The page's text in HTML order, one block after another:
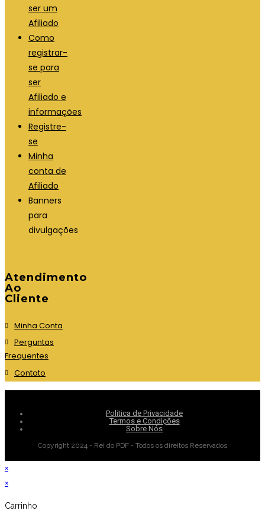
ser um
Afiliado
Como
registrar-
se para
ser
Afiliado e
informações
Registre-
se
Minha
conta de
Afiliado
Banners
para
divulgações
Atendimento
Ao
Cliente
Minha Conta
Perguntas
Frequentes
Contato
Politica de Privacidade
Termos e Condições
Sobre Nós
Copyright 2024 - Rei do PDF - Todos os direitos Reservados
×
×
Carrinho